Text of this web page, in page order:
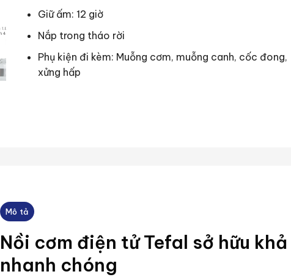
Giữ ấm: 12 giờ
Nắp trong tháo rời
Phụ kiện đi kèm: Muỗng cơm, muỗng canh, cốc đong,
xửng hấp
Mô tả
Nồi cơm điện tử Tefal sở hữu
nhanh chóng